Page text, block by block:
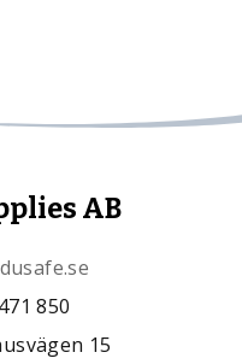
AB
850
15